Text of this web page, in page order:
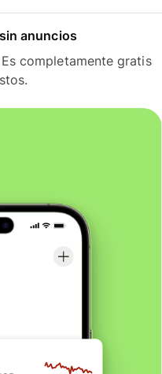
anuncios
completamente gratis